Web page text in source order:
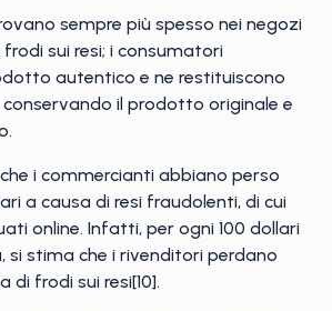
sempre più spesso nei negozi
sui resi; i consumatori
autentico e ne restituiscono
il prodotto originale e
i commercianti abbiano perso
a causa di resi fraudolenti, di cui
online. Infatti, per ogni 100 dollari
si stima che i rivenditori perdano
di frodi sui resi[10].